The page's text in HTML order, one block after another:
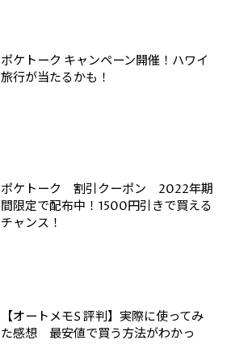
ポケトーク キャンペーン開催！ハワイ
旅行が当たるかも！
ポケトーク 割引クーポン 2022年期
間限定で配布中！1500円引きで買える
チャンス！
【オートメモS 評判】実際に使ってみ
た感想 最安値で買う方法がわかっ